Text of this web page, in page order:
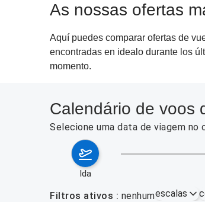
As nossas ofertas
Aquí puedes comparar ofertas de
encontradas en idealo durante los
momento.
Calendário de voos
Selecione uma data de viagem
ida
Filtros ativos nenhumescalas